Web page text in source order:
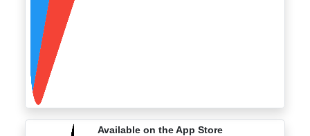
Available on the App Store